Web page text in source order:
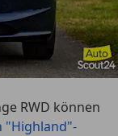
RWD können
"Highland"-